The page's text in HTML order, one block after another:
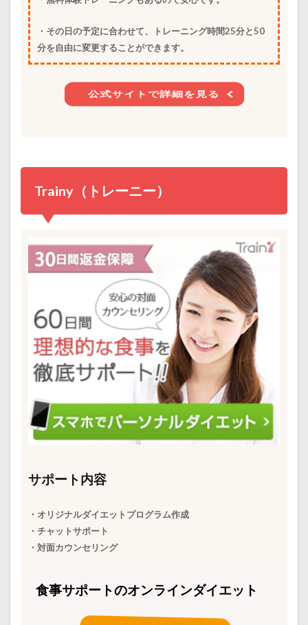
・その日の予定に合わせて、トレーニング時間25分と50
分を自由に変更することができます。
公式サイトで詳細を見る
Trainy（トレーニー）
サポート内容
・オリジナルダイエットプログラム作成
・チャットサポート
・対面カウンセリング
食事サポートのオンラインダイエット